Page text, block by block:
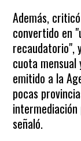
Además,
convertido en
recaudatorio",
cuota
emitido a la
pocas
señaló.